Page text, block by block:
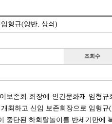
형규(양반, 상쇠)
조회수
보존회 회장에 인간문화재 임형
최하고 신임 보존회장으로 임형
중단된 하회탈놀이를 반세기만에